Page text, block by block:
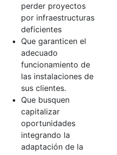
perder proyectos
por infraestructuras
deficientes
Que garanticen el
adecuado
funcionamiento de
las instalaciones de
sus clientes.
Que busquen
capitalizar
oportunidades
integrando la
adaptación de la